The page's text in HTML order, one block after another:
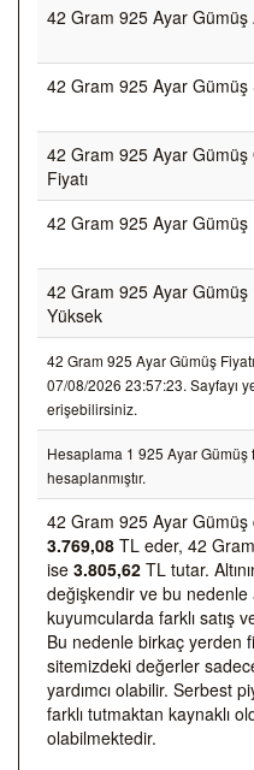
42 Gram 925 Ayar Gümüş
42 Gram 925 Ayar Gümüş
42 Gram 925 Ayar Gümüş
Fiyatı
42 Gram 925 Ayar Gümüş
42 Gram 925 Ayar Gümüş
Yüksek
42 Gram 925 Ayar Gümüş
07/08/2026 23:57:23. Sayfayı
erişebilirsiniz.
Hesaplama 1 925 Ayar Gümüş
hesaplanmıştır.
42 Gram 925 Ayar Gümüş
3.769,08 TL eder, 42
ise 3.805,62 TL tutar.
değişkendir ve bu
kuyumcularda farklı satış
Bu nedenle birkaç yerden
sitemizdeki değerler
yardımcı olabilir. Serbest
farklı tutmaktan kaynaklı
olabilmektedir.